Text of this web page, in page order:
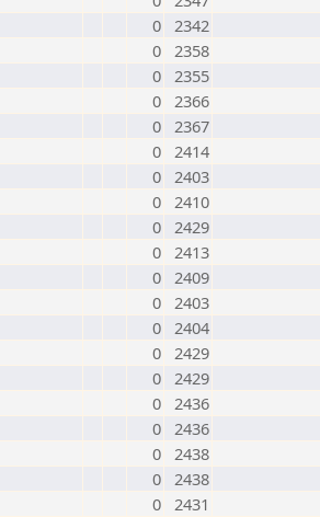
0 2342
0 2358
0 2355
0 2366
0 2367
0 2414
0 2403
0 2410
0 2429
0 2413
0 2409
0 2403
0 2404
0 2429
0 2429
0 2436
0 2436
0 2438
0 2438
0 2431